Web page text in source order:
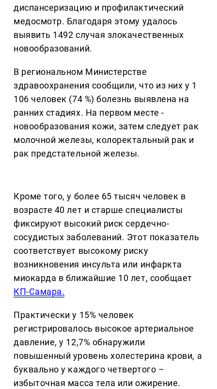
диспансеризацию и профилактический
медосмотр. Благодаря этому удалось
выявить 1492 случая злокачественных
новообразований.
В региональном Министерстве
здравоохранения сообщили, что из них у 1
106 человек (74 %) болезнь выявлена на
ранних стадиях. На первом месте -
новообразования кожи, затем следует рак
молочной железы, колоректальный рак и
рак предстательной железы.
Кроме того, у более 65 тысяч человек в
возрасте 40 лет и старше специалисты
фиксируют высокий риск сердечно-
сосудистых заболеваний. Этот показатель
соответствует высокому риску
возникновения инсульта или инфаркта
миокарда в ближайшие 10 лет, сообщает
КП-Самара.
Практически у 15% человек
регистрировалось высокое артериальное
давление, у 12,7% обнаружили
повышенный уровень холестерина крови, а
буквально у каждого четвертого –
избыточная масса тела или ожирение.